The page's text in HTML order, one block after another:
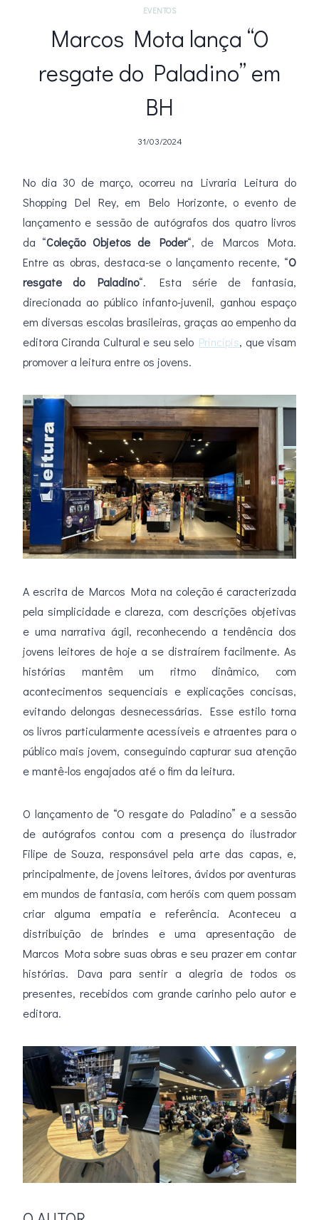
EVENTOS
Marcos Mota lança “O
resgate do Paladino” em
BH
31/03/2024
No dia 30 de março, ocorreu na Livraria Leitura do
Shopping Del Rey, em Belo Horizonte, o evento de
lançamento e sessão de autógrafos dos quatro livros
da “Coleção Objetos de Poder“, de Marcos Mota.
Entre as obras, destaca-se o lançamento recente, “O
resgate do Paladino“. Esta série de fantasia,
direcionada ao público infanto-juvenil, ganhou espaço
em diversas escolas brasileiras, graças ao empenho da
editora Ciranda Cultural e seu selo Principis, que visam
promover a leitura entre os jovens.
A escrita de Marcos Mota na coleção é caracterizada
pela simplicidade e clareza, com descrições objetivas
e uma narrativa ágil, reconhecendo a tendência dos
jovens leitores de hoje a se distraírem facilmente. As
histórias mantêm um ritmo dinâmico, com
acontecimentos sequenciais e explicações concisas,
evitando delongas desnecessárias. Esse estilo torna
os livros particularmente acessíveis e atraentes para o
público mais jovem, conseguindo capturar sua atenção
e mantê-los engajados até o fim da leitura.
O lançamento de “O resgate do Paladino” e a sessão
de autógrafos contou com a presença do ilustrador
Filipe de Souza, responsável pela arte das capas, e,
principalmente, de jovens leitores, ávidos por aventuras
em mundos de fantasia, com heróis com quem possam
criar alguma empatia e referência. Aconteceu a
distribuição de brindes e uma apresentação de
Marcos Mota sobre suas obras e seu prazer em contar
histórias. Dava para sentir a alegria de todos os
presentes, recebidos com grande carinho pelo autor e
editora.